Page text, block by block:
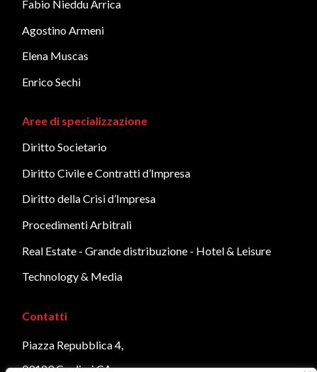
Fabio Nieddu Arrica
Agostino Armeni
Elena Muscas
Enrico Sechi
Aree di specializzazione
Diritto Societario
Diritto Civile e Contratti d’Impresa
Diritto della Crisi d’Impresa
Procedimenti Arbitrali
Real Estate - Grande distribuzione - Hotel & Leisure
Technology & Media
Contatti
Piazza Repubblica 4,
09129 Cagliari CA